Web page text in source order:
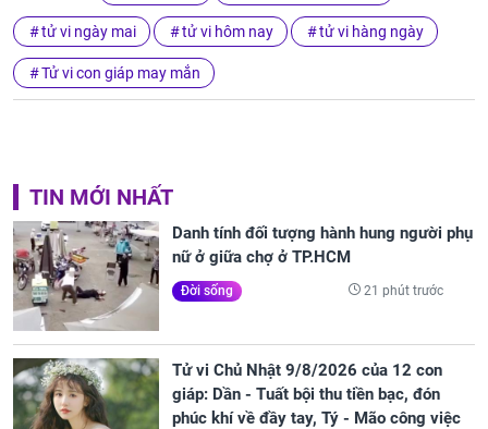
tử vi ngày mai tử vi hôm nay tử vi hàng ngày
Tử vi con giáp may mắn
TIN MỚI NHẤT
Danh tính đối tượng hành hung người phụ
nữ ở giữa chợ ở TP.HCM
Đời sống 21 phút trước
Tử vi Chủ Nhật 9/8/2026 của 12 con
giáp: Dần - Tuất bội thu tiền bạc, đón
phúc khí về đầy tay, Tý - Mão công việc